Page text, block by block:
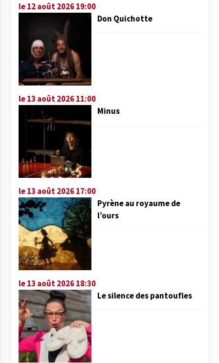
le 12 août 2026 19:00
Don Quichotte
le 13 août 2026 11:00
Minus
le 13 août 2026 17:00
Pyrène au royaume de
l’ours
le 13 août 2026 18:30
Le silence des pantoufles